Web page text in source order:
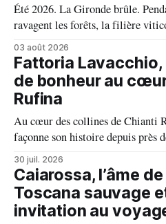
Été 2026. La Gironde brûle.
ravagent les forêts, la filière
fait front commun et fait preuve
face aux incendies. Les vignes,
s'annonce prometteur. Le feu
03 août 2026
Fattoria Lavacchio,
de bonheur au
Rufina
Au cœur des collines de Chianti
façonne son histoire depuis près
familial, exigence viticole et
domaine incarne une vision
millésime raconte une terre, une
30 juil. 2026
Caiarossa, l’âme
Toscana sauvage
invitation au